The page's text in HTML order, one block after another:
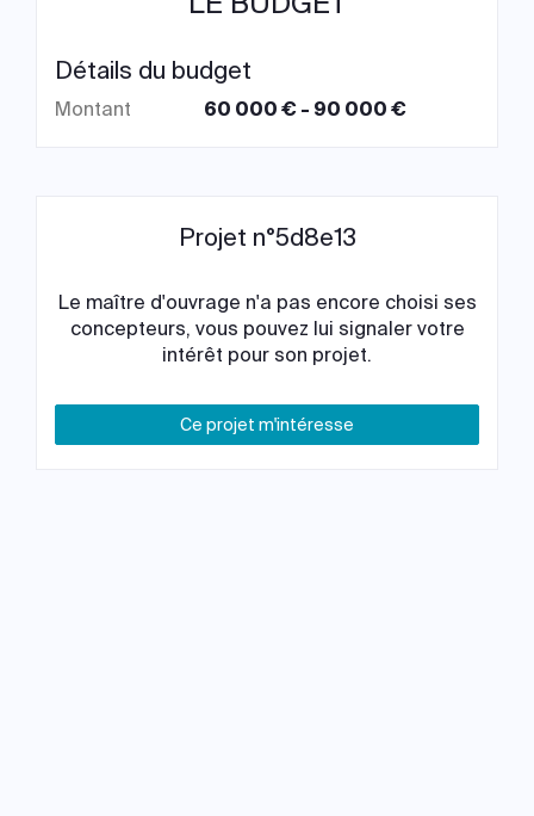
Détails du budget
Montant 60 000 € - 90 000 €
Projet n°5d8e13
Le maître d'ouvrage n'a pas encore choisi ses
concepteurs, vous pouvez lui signaler votre
intérêt pour son projet.
Ce projet m'intéresse